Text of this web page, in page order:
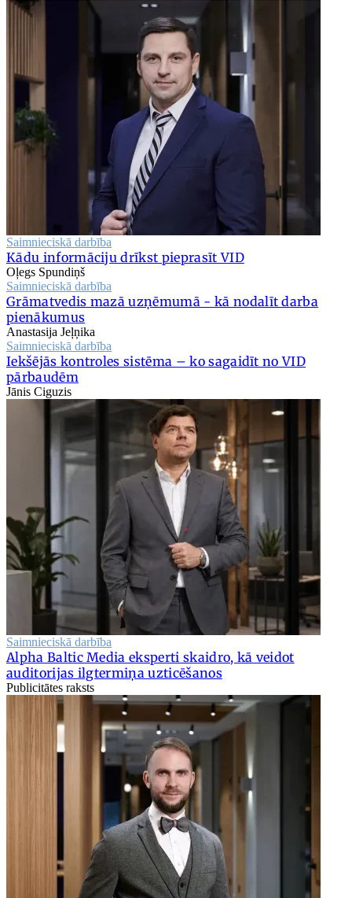
Saimnieciskā darbība
Kādu informāciju drīkst pieprasīt VID
Oļegs Spundiņš
Saimnieciskā darbība
Grāmatvedis mazā uzņēmumā - kā nodalīt darba
pienākumus
Anastasija Jeļņika
Saimnieciskā darbība
Iekšējās kontroles sistēma – ko sagaidīt no VID
pārbaudēm
Jānis Ciguzis
Saimnieciskā darbība
Alpha Baltic Media eksperti skaidro, kā veidot
auditorijas ilgtermiņa uzticēšanos
Publicitātes raksts